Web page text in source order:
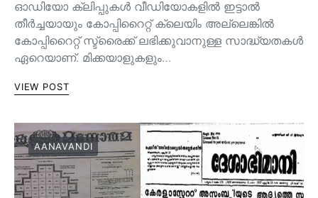
ഓഡിയോ ക്ലിപ്പുകൾ വീഡിയോകളിൽ ഇട്ടാൽ
തീർച്ചയായും കോപ്പിറൈറ്റ് ക്ലെയിം അല്ലെങ്കിൽ
കോപ്പിറൈറ്റ് സ്ട്രൈക്ക് ലഭിക്കുവാനുള്ള സാദ്ധ്യതകൾ
ഏറെയാണ്. മിക്കയാളുകളും…
VIEW POST
AANAVANDI